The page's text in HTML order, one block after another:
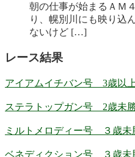
朝の仕事が始まるＡＭ
り、幌別川にも映り込
ないけど […]
レース結果
アイアムイチバン号 3歳以
ステラトップガン号 2歳
ミルトメロディー号 ３歳
ベネディクション号 ３歳